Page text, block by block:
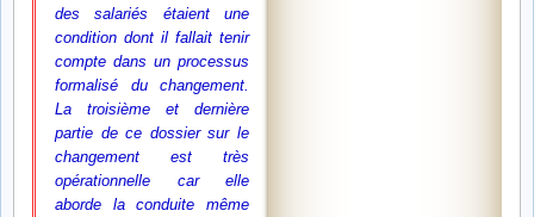
des salariés étaient une
condition dont il fallait tenir
compte dans un processus
formalisé du changement
La troisième et dernière
partie de ce dossier sur le
changement est très
opérationnelle car elle
aborde la conduite même